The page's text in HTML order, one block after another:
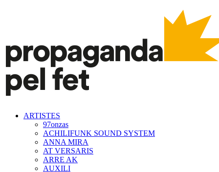
ARTISTES
97onzas
ACHILIFUNK SOUND SYSTEM
ANNA MIRA
AT VERSARIS
ARRE AK
AUXILI